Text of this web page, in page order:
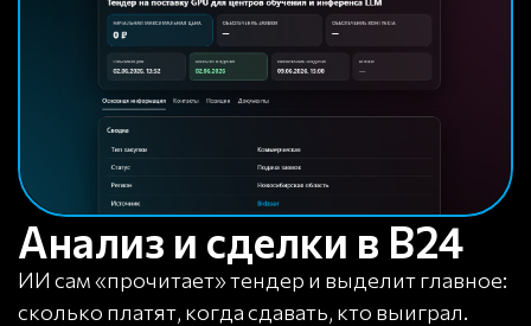
Анализ и сделки в B24
ИИ сам «прочитает» тендер и выделит главное:
сколько платят, когда сдавать, кто выиграл.